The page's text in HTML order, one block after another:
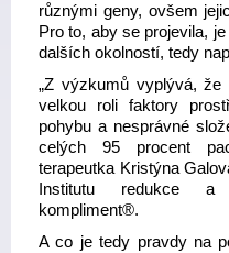
různými geny, ovšem
Pro to, aby se projevila,
dalších okolností, tedy
„Z výzkumů vyplývá, že
velkou roli faktory
pohybu a nesprávné
celých 95 procent
terapeutka Kristýna
Institutu redukce a
kompliment®.
A co je tedy pravdy na